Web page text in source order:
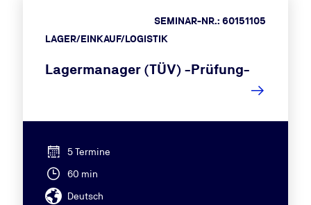
LAGER/EINKAUF/LOGISTIK
SEMINAR-NR.: 60151105
Lagermanager (TÜV) -Prüfung-
5 Termine
60 min
Deutsch